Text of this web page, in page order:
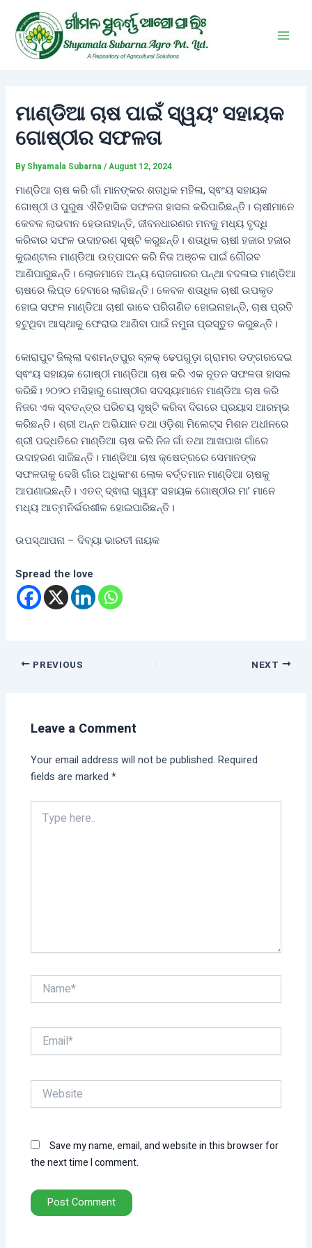
content
ମାଣ୍ଡିଆ ଚାଷ ପାଇଁ ସ୍ୱୟଂ ସହାୟକ
ଗୋଷ୍ଠୀର ସଫଳତା
By Shyamala Subarna/August 12, 2024
ମାଣ୍ଡିଆ ଚାଷ କରି ଗାଁ ମାନଙ୍କର ଶତାଧିକ ମହିଳା, ସ୍ଵଂୟ ସହାୟକ
ଗୋଷ୍ଠୀ ଓ ପୁରୁଷ ଐତିହାସିକ ସଫଳତା ହାସଲ କରିପାରିଛନ୍ତି। ଚାଷୀମାନେ
କେବଳ ଲାଭବାନ ହେଉନାହାନ୍ତି, ଜୀବନଧାରଣର ମନକୁ ମଧ୍ୟ ବୃଦ୍ଧି
କରିବାର ସଫଳ ଉଦାହରଣ ସୃଷ୍ଟି କରୁଛନ୍ତି। ଶତାଧିକ ଚାଷୀ ହଜାର ହଜାର
କୁଇଣ୍ଟାଲ ମାଣ୍ଡିଆ ଉତ୍ପାଦନ କରି ନିଜ ଅଞ୍ଚଳ ପାଇଁ ଗୌରବ
ଆଣିପାରୁଛନ୍ତି। ଲୋକମାନେ ଅନ୍ୟ ରୋଜଗାରର ପନ୍ଥା ବଦଳାଇ ମାଣ୍ଡିଆ
ଚାଷରେ ଲିପ୍ତ ହେବାରେ ଲାଗିଛନ୍ତି। କେବଳ ଶତାଧିକ ଚାଷୀ ଉପକୃତ
ହୋଇ ସଫଳ ମାଣ୍ଡିଆ ଚାଷୀ ଭାବେ ପରିଗଣିତ ହୋଇନାହାନ୍ତି, ଚାଷ ପ୍ରତି
ହଟୁଥିବା ଆସ୍ଥାକୁ ଫେରାଇ ଆଣିବା ପାଇଁ ନମୁନା ପ୍ରସ୍ତୁତ କରୁଛନ୍ତି।
କୋରାପୁଟ ଜିଲ୍ଲା ଦଶମନ୍ତପୁର ବ୍ଳକ୍ ଢେପଗୁଡ଼ା ଗ୍ରାମର ଡଙ୍ଗରଦେଇ
ସ୍ଵଂୟ ସହାୟକ ଗୋଷ୍ଠୀ ମାଣ୍ଡିଆ ଚାଷ କରି ଏକ ନୂତନ ସଫଳତା ହାସଲ
କରିଛି। ୨୦୨୦ ମସିହାରୁ ଗୋଷ୍ଠୀର ସଦସ୍ୟାମାନେ ମାଣ୍ଡିଆ ଚାଷ କରି
ନିଜର ଏକ ସ୍ବତନ୍ତ୍ର ପରିଚୟ ସୃଷ୍ଟି କରିବା ଦିଗରେ ପ୍ରୟାସ ଆରମ୍ଭ
କରିଛନ୍ତି। ଶ୍ରୀ ଅନ୍ନ ଅଭିଯାନ ତଥା ଓଡ଼ିଶା ମିଲେଟ୍ସ ମିଶନ ଅଧୀନରେ
ଶ୍ରୀ ପଦ୍ଧତିରେ ମାଣ୍ଡିଆ ଚାଷ କରି ନିଜ ଗାଁ ତଥା ଆଖପାଖ ଗାଁରେ
ଉଦାହରଣ ସାଜିଛନ୍ତି। ମାଣ୍ଡିଆ ଚାଷ କ୍ଷେତ୍ରରେ ସେମାନଙ୍କ
ସଫଳତାକୁ ଦେଖି ଗାଁର ଅଧିକାଂଶ ଲୋକ ବର୍ତ୍ତମାନ ମାଣ୍ଡିଆ ଚାଷକୁ
ଆପଣାଇଛନ୍ତି। ଏତତ୍ ଦ୍ଵାରା ସ୍ୱୟଂ ସହାୟକ ଗୋଷ୍ଠୀର ମା’ ମାନେ
ମଧ୍ୟ ଆତ୍ମନିର୍ଭରଶୀଳ ହୋଇପାରିଛନ୍ତି।
ଉପସ୍ଥାପନା – ଦିବ୍ୟା ଭାରତୀ ନାୟକ
Spread the love
navigation
PREVIOUS NEXT
Leave a Comment
Your email address will not be published. Required
fields are marked*
here..
Name*
Email*
Website
Save my name, email, and website in this browser for
the next time I comment.